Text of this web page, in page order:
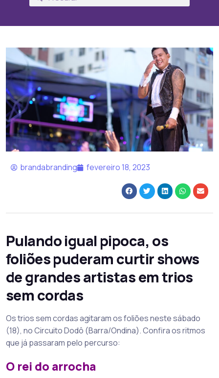
brandabranding fevereiro 18, 2023
Pulando igual pipoca, os
foliões puderam curtir shows
de grandes artistas em trios
sem cordas
Os trios sem cordas agitaram os foliões neste sábado
(18), no Circuito Dodô (Barra/Ondina). Confira os ritmos
que já passaram pelo percurso:
O rei do arrocha